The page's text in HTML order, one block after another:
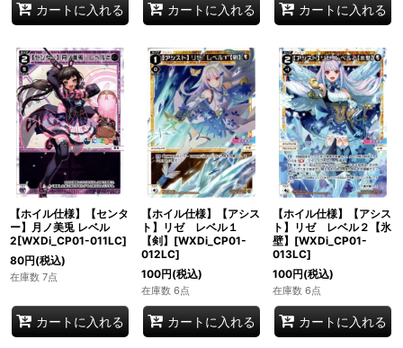
カートに入れる カートに入れる カートに入れる
【ホイル仕様】【センタ
ー】月ノ美兎 レベル
2[WXDi_CP01-011LC]
80円(税込)
在庫数 7点
カートに入れる
【ホイル仕様】【アシス
ト】リゼ レベル１
【剣】[WXDi_CP01-
012LC]
100円(税込)
在庫数 6点
カートに入れる
【ホイル仕様】【アシス
ト】リゼ レベル２【氷
壁】[WXDi_CP01-
013LC]
100円(税込)
在庫数 6点
カートに入れる